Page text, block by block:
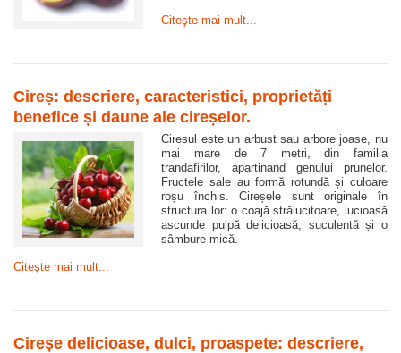
Citeşte mai mult...
Cireș: descriere, caracteristici, proprietăți
benefice și daune ale cireșelor.
Ciresul este un arbust sau arbore joase, nu
mai mare de 7 metri, din familia
trandafirilor, apartinand genului prunelor.
Fructele sale au formă rotundă și culoare
roșu închis. Cireșele sunt originale în
structura lor: o coajă strălucitoare, lucioasă
ascunde pulpă delicioasă, suculentă și o
sâmbure mică.
Citeşte mai mult...
Cireșe delicioase, dulci, proaspete: descriere,